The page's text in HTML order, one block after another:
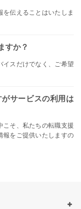
伝えることはいたしま
すか？
イスだけでなく、ご希望
サービスの利用は
こそ、私たちの転職支援
報をご提供いたしますの